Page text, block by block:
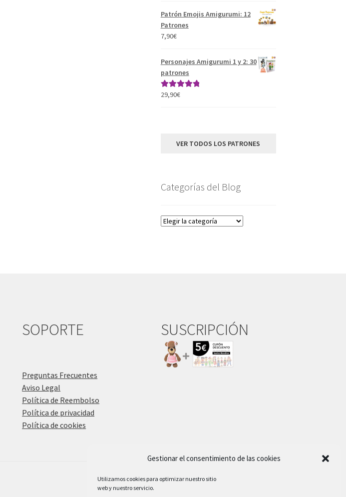
Gestionar el consentimiento de las cookies
Utilizamos cookies para optimizar nuestro sitio
web y nuestro servicio.
Patrón Emojis Amigurumi: 12
Patrones
7,90€
Personajes Amigurumi 1 y 2: 30
patrones
Valorado con
29,90€
VER TODOS LOS PATRONES
Categorías del Blog
Categorías
SOPORTE
Preguntas Frecuentes
Aviso Legal
Política de Reembolso
Política de privacidad
Política de cookies
SUSCRIPCIÓN